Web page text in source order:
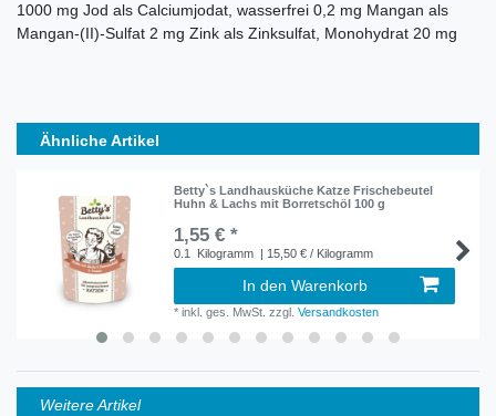
1000 mg Jod als Calciumjodat, wasserfrei 0,2 mg Mangan als
Mangan-(II)-Sulfat 2 mg Zink als Zinksulfat, Monohydrat 20 mg
Ähnliche Artikel
Betty`s Landhausküche Katze Frischebeutel
Huhn & Lachs mit Borretschöl 100 g
1,55 € *
0.1 Kilogramm | 15,50 € / Kilogramm
In den Warenkorb
*inkl. ges. MwSt. zzgl.Versandkosten
Weitere Artikel